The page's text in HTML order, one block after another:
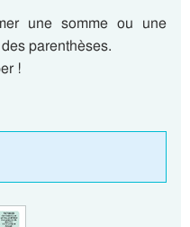
une somme ou une
parenthèses.
!